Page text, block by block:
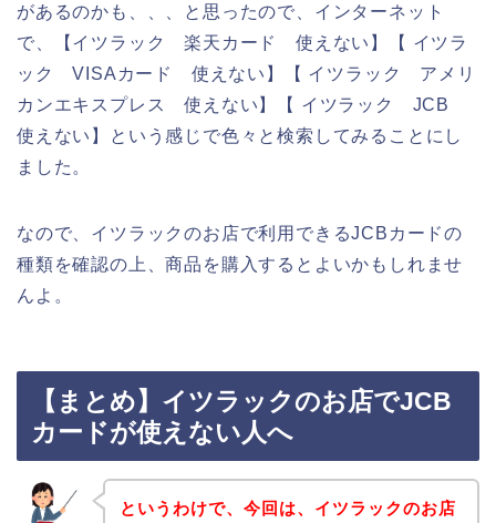
があるのかも、、、と思ったので、インターネット
で、【イツラック 楽天カード 使えない】【 イツラ
ック VISAカード 使えない】【 イツラック アメリ
カンエキスプレス 使えない】【 イツラック JCB
使えない】という感じで色々と検索してみることにし
ました。
なので、イツラックのお店で利用できるJCBカードの
種類を確認の上、商品を購入するとよいかもしれませ
んよ。
【まとめ】イツラックのお店でJCB
カードが使えない人へ
というわけで、今回は、イツラックのお店